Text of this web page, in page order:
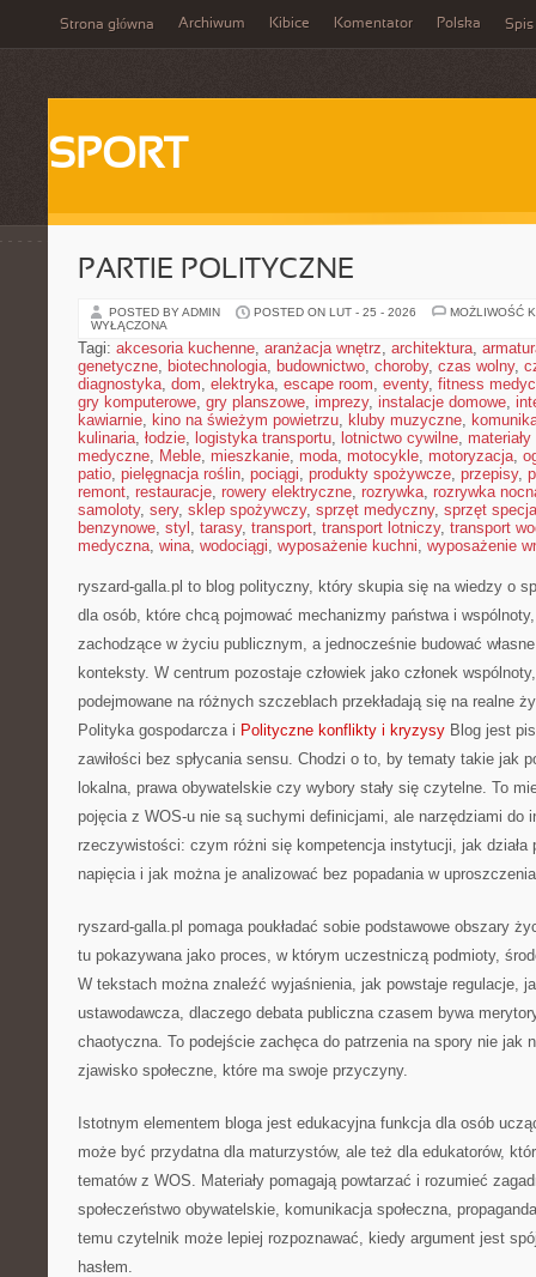
Strona główna Archiwum Kibice Komentator Polska Spis
SPORT
PARTIE POLITYCZNE
POSTED BY ADMIN POSTED ON LUT - 25 - 2026
MOŻLIWOŚĆ
WYŁĄCZONA
Tagi: akcesoria kuchenne, aranżacja wnętrz, architektura,
genetyczne, biotechnologia, budownictwo, choroby, czas wolny,
diagnostyka, dom, elektryka, escape room, eventy, fitness
gry komputerowe, gry planszowe, imprezy, instalacje domowe,
kawiarnie, kino na świeżym powietrzu, kluby muzyczne,
kulinaria, łodzie, logistyka transportu, lotnictwo cywilne,
medyczne, Meble, mieszkanie, moda, motocykle, motoryzacja,
patio, pielęgnacja roślin, pociągi, produkty spożywcze, przepisy,
remont, restauracje, rowery elektryczne, rozrywka, rozrywka
samoloty, sery, sklep spożywczy, sprzęt medyczny, sprzęt
benzynowe, styl , tarasy, transport, transport lotniczy, transport
medyczna, wina, wodociągi, wyposażenie kuchni, wyposażenie
ryszard-galla.pl to blog polityczny, który skupia się na wiedzy o
dla osób, które chcą pojmować mechanizmy państwa i
zachodzące w życiu publicznym, a jednocześnie budować
konteksty. W centrum pozostaje człowiek jako członek
podejmowane na różnych szczeblach przekładają się na realne
Polityka gospodarcza i Polityczne konflikty i kryzysy Blog jest
zawiłości bez spłycania sensu. Chodzi o to, by tematy takie jak
lokalna, prawa obywatelskie czy wybory stały się czytelne. To
pojęcia z WOS-u nie są suchymi definicjami, ale narzędziami do
rzeczywistości: czym różni się kompetencja instytucji, jak działa
napięcia i jak można je analizować bez popadania w
ryszard-galla.pl pomaga poukładać sobie podstawowe obszary
tu pokazywana jako proces, w którym uczestniczą podmioty,
W tekstach można znaleźć wyjaśnienia, jak powstaje regulacje,
ustawodawcza, dlaczego debata publiczna czasem bywa
chaotyczna. To podejście zachęca do patrzenia na spory nie jak
zjawisko społeczne, które ma swoje przyczyny.
Istotnym elementem bloga jest edukacyjna funkcja dla osób
może być przydatna dla maturzystów, ale też dla edukatorów,
tematów z WOS. Materiały pomagają powtarzać i rozumieć
społeczeństwo obywatelskie, komunikacja społeczna,
temu czytelnik może lepiej rozpoznawać, kiedy argument jest
hasłem.